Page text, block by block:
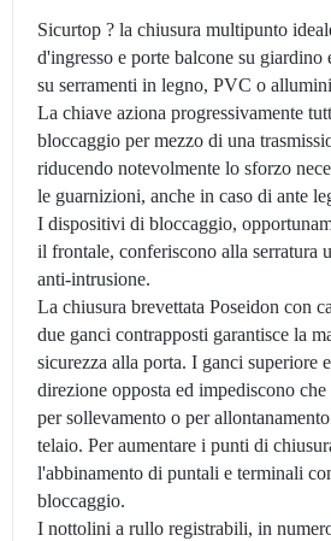
Sicurtop ? la chiusura multipunto
d'ingresso e porte balcone su giardino
su serramenti in legno, PVC o
La chiave aziona progressivamente
bloccaggio per mezzo di una
riducendo notevolmente lo sforzo
le guarnizioni, anche in caso di ante
I dispositivi di bloccaggio,
il frontale, conferiscono alla serratura
anti-intrusione.
La chiusura brevettata Poseidon con
due ganci contrapposti garantisce la
sicurezza alla porta. I ganci superiore
direzione opposta ed impediscono che
per sollevamento o per
telaio. Per aumentare i punti di
l'abbinamento di puntali e terminali
bloccaggio.
I nottolini a rullo registrabili, in